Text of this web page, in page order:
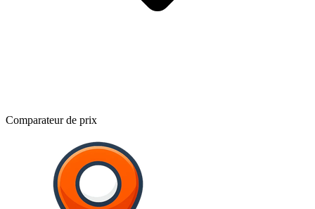
Comparateur de prix